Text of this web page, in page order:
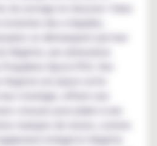
du sevrage en douceur ! Dans
se démarquent par leur
Végétol, une alternative
stratégie, offrant une
conçues pour plaire à une
intégré le Végétol